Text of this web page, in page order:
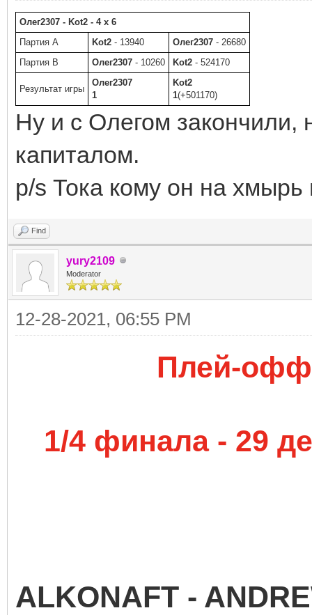
Олег2307 - Kot2 - 4 x 6
Партия A
Kot2 - 13940 Олег2307 - 26680
Партия B
Олег2307 - 10260 Kot2 - 524170
Результат игры
Олег2307
1
Kot2
1(+501170)
Ну и с Олегом
капиталом.
p/s Тока кому он на хмырь
Find
yury2109
Moderator
12-28-2021, 06:55 PM
Плей-офф
1/4 финала - 29
ALKONAFT -